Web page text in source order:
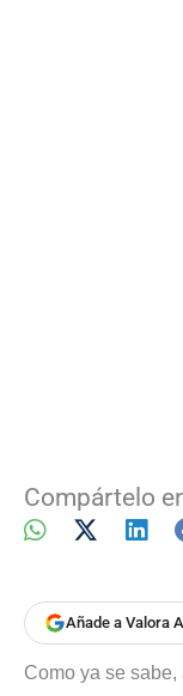
Compártelo
Añade a Valora
Como ya se